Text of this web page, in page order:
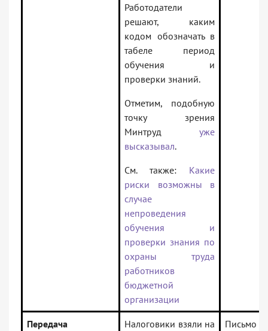
Работодатели
решают, каким
кодом обозначать в
табеле период
обучения и
проверки знаний.
Отметим, подобную
точку зрения
Минтруд уже
высказывал.
См. также: Какие
риски возможны в
случае
непроведения
обучения и
проверки знания по
охраны труда
работников
бюджетной
организации
Передача
Налоговики взяли на
Письмо